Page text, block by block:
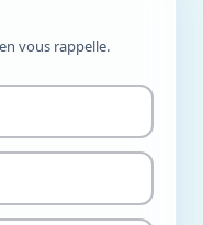
vous rappelle.